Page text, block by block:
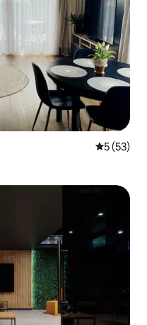
Средна
5 (53)